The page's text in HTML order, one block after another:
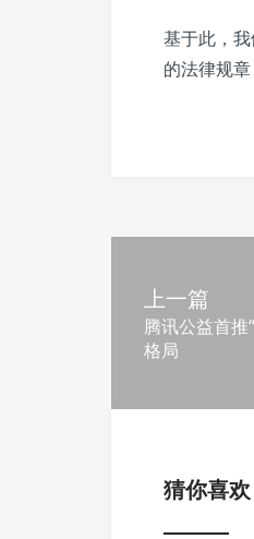
基于此，
的法律规
上一篇
腾讯公益首推
格局
猜你喜欢